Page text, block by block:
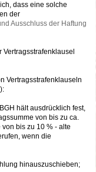
dass eine solche
der
Ausschluss der Haftung
Vertragsstrafenklauseln
hält ausdrücklich fest,
von bis zu ca.
bis zu 10 % - alte
wenn die
hinauszuschieben;